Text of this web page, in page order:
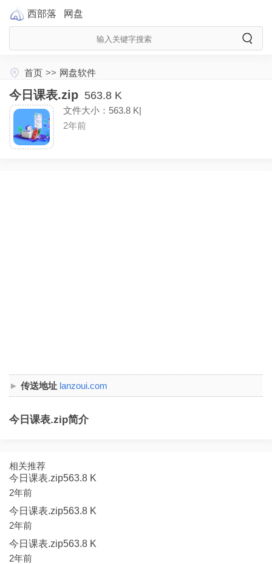
西部落 网盘
首页 >> 网盘软件
今日课表.zip 563.8 K
文件大小：563.8 K|
2年前
传送地址 lanzoui.com
今日课表.zip简介
相关推荐
今日课表.zip563.8 K
2年前
今日课表.zip563.8 K
2年前
今日课表.zip563.8 K
2年前